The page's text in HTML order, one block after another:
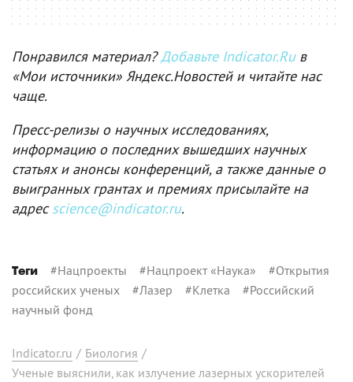
Понравился материал?Добавьте Indicator.Ruв
«Мои источники» Яндекс.Новостей и читайте нас
чаще.
Пресс-релизы о научных исследованиях,
информацию о последних вышедших научных
статьях и анонсы конференций, а также данные о
выигранных грантах и премиях присылайте на
адресscience@indicator.ru.
Теги #Нацпроекты #Нацпроект «Наука» #Открытия
российских ученых #Лазер #Клетка #Российский
научный фонд
Indicator.ru / Биология /
Ученые выяснили, как излучение лазерных ускорителей